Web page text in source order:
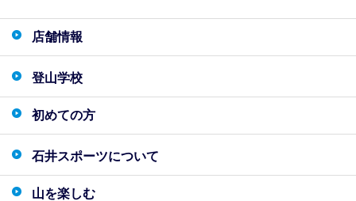
店舗情報
登山学校
初めての方
石井スポーツについて
山を楽しむ